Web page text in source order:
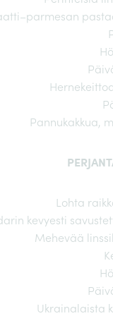
Pannukakkua,
Lohta
kevyesti
Mehevää
Ukrainalaista